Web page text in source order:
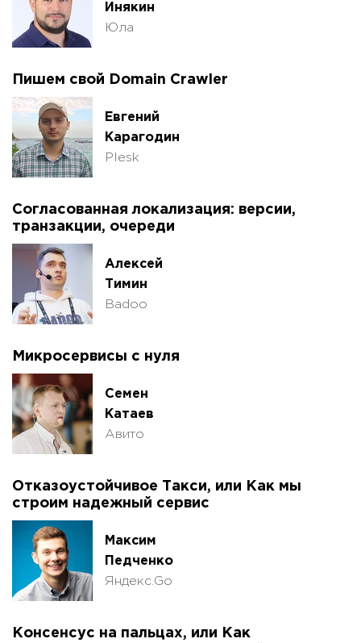
Инякин
Юла
Пишем свой Domain Crawler
Евгений
Карагодин
Plesk
Согласованная локализация: версии,
транзакции, очереди
Алексей
Тимин
Badoo
Микросервисы с нуля
Семен
Катаев
Авито
Отказоустойчивое Такси, или Как мы
строим надежный сервис
Максим
Педченко
Яндекс.Go
Консенсус на пальцах, или Как